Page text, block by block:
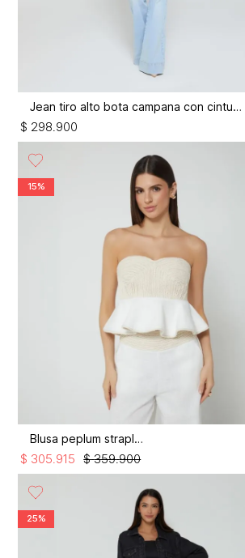
Jean tiro alto bota campana con cinturon
$ 298.900
15%
Blusa peplum strapless
$ 359.900
$ 305.915
25%